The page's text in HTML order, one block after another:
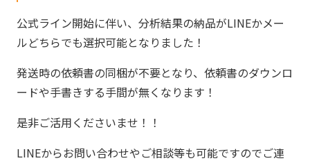
公式ライン開始に伴い、分析結果の納品がLINEかメー
ルどちらでも選択可能となりました！
発送時の依頼書の同梱が不要となり、依頼書のダウンロ
ードや手書きする手間が無くなります！
是非ご活用くださいませ！！
LINEからお問い合わせやご相談等も可能ですのでご連